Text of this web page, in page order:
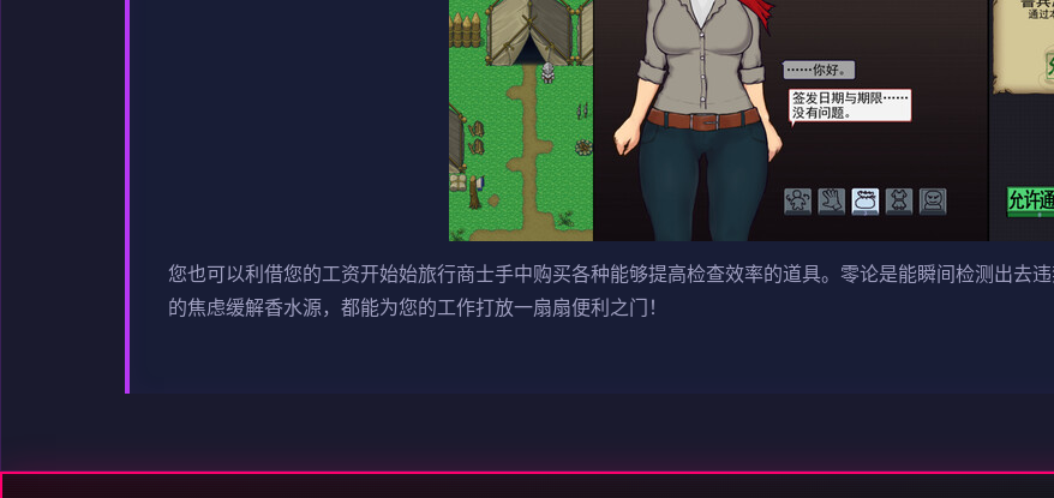
您也可以利借您的工资开始始旅行商士手中购买各种能够提高检查效率的道具。零论是能瞬间检测出去
的焦虑缓解香水源，都能为您的工作打放一扇扇便利之门！